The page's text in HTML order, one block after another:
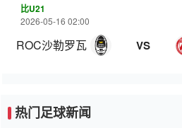
比U21
2026-05-16 02:00
ROC沙勒罗瓦U21 VS
热门足球新闻